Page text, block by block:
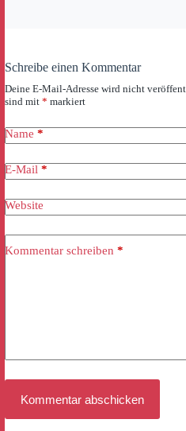
Schreibe einen Kommentar
Deine E-Mail-Adresse wird nicht
sind mit * markiert
Name *
E-Mail *
Website
Kommentar schreiben *
Kommentar abschicken